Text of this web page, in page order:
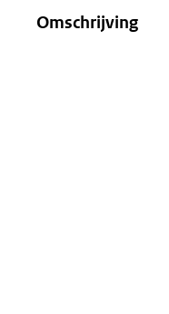
Omschrijving